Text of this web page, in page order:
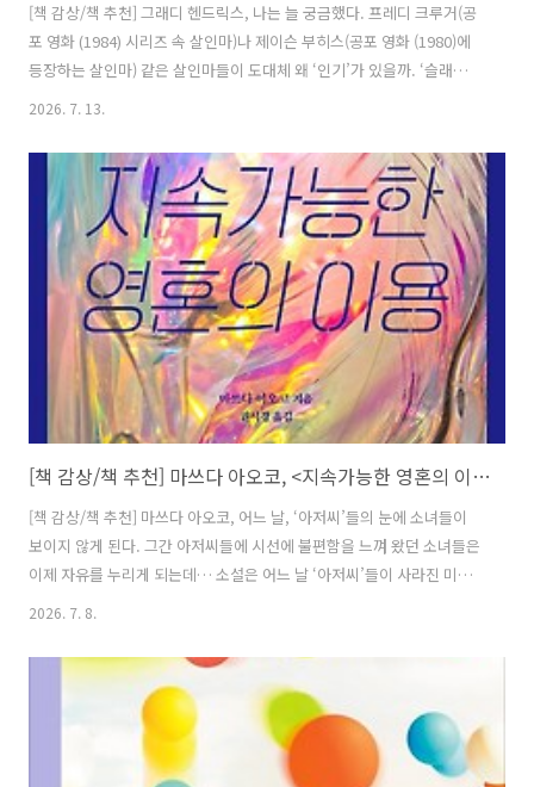
[책 감상/책 추천] 그래디 헨드릭스, 나는 늘 궁금했다. 프레디 크루거(공
포 영화 (1984) 시리즈 속 살인마)나 제이슨 부히스(공포 영화 (1980)에
등장하는 살인마) 같은 살인마들이 도대체 왜 ‘인기’가 있을까. ‘슬래셔
(slasher)’라고 하는, 피가 튀기는 공포 영화들을 보는 것조차도 이해가
가 사람들을 죽이는 게 어떤 ‘엔터테인먼트’가 될 수 있고, 그 끔찍한 범
죄자들이 인기의 주인공이 될 수 있나? 내가 이전에 소개한 을 쓴 그래디
헨드릭스의 이 공포 소설, 은 이와 비슷한 생각에 기반한 듯하다. 일단 제
목의 ‘파이널 걸’은, 앞의 리뷰에서도 언급했듯이, 공포 영화의 가장 흔한
트로프(trope, 설명은 여기)이..
2026. 7. 13.
[책 감상/책 추천] 마쓰다 아오코, <지속가능한 영혼의 이용>
[책 감상/책 추천] 마쓰다 아오코, 어느 날, ‘아저씨’들의 눈에 소녀들이
보이지 않게 된다. 그간 아저씨들에 시선에 불편함을 느껴 왔던 소녀들은
이제 자유를 누리게 되는데… 소설은 어느 날 ‘아저씨’들이 사라진 미래
의 모습과 현재 일본을 살고 있는 몇몇 여성들의 시점을 번갈아가며 진행
간의 소란이 일었던 것은 사실이다. 그건 부정하지 않겠다.무엇보다 당사
자인 ‘아저씨’들이 동요했다.‘아저씨’는 자신에게 일어난 일이 응당 다른
사람들에게도 일어났으리라 믿어 의심치 않았기에 극성스럽게 난동을
피웠다.다른 사람들에게는 어떠한 이변도 없이 평소와 같은 일상이었으
므로 ‘아저씨’들이 난동을 피우는 모습은 기이하게만 여겨졌다.의도는
2026. 7. 8.